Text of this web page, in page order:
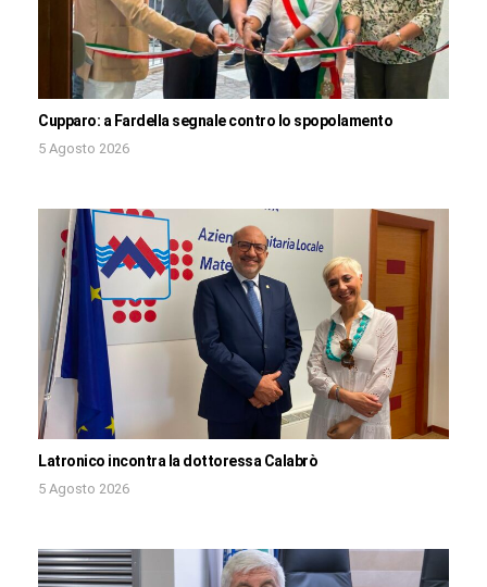
Cupparo: a Fardella segnale contro lo spopolamento
5 Agosto 2026
Latronico incontra la dottoressa Calabrò
5 Agosto 2026